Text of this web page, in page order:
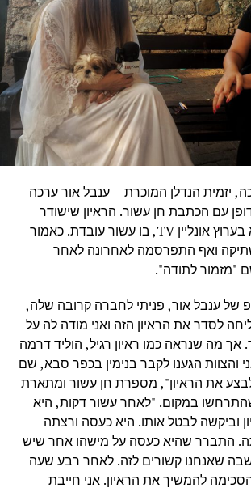
יזמית הנדלן המוכרת – ענבל אור ערכה
עם הכתבת חן עשור. הראיון שישודר
במהלך שבוע הבא בערוץ אונליין TV, בו עשור עובדת. כאמור
ואף התפרסמה לאחרונה לאחר
"מזמור לתודה".
של ענבל אור, פניתי לחברה קרובה שלה,
לסדר את הראיון הזה ואני מודה לה על
מה שנראה כמו ראיון רגיל, הוליד דרמה
והצוות הגענו לקבר בנימין בכפר סבא, שם
את הראיון", מספרת חן עשור ומתארת
במקום. "לאחר עשור דקות, היא
וביקשה לבטל אותו. היא כעסה ורצתה
התברר שהיא כעסה על מישהו אחר שיש
שאנחנו קשורים לזה. לאחר רבע שעה
להמשיך את הראיון. אני חייבת